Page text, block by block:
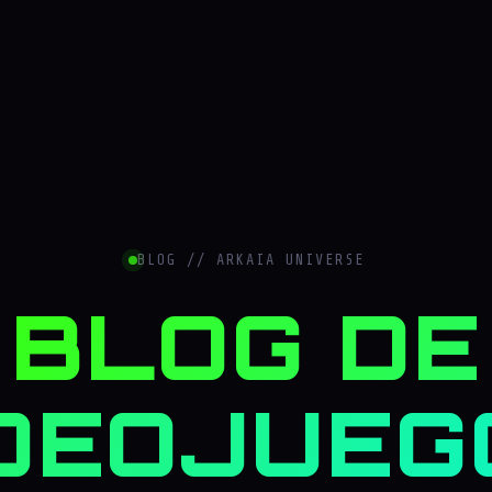
BLOG // ARKAIA UNIVERSE
BLOG DE